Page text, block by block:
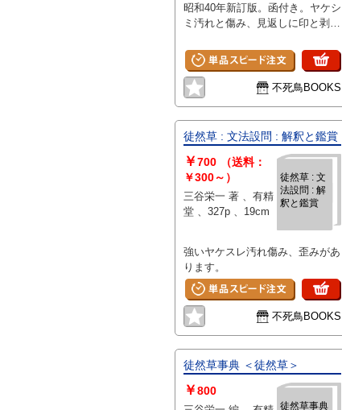
昭和40年新訂版。函付き。ヤケシ
ミ汚れと傷み、見返しに印と剥が
不死鳥BOOKS
徒然草 : 文法設問 : 解釈と鑑賞
徒然草 : 文
法設問 : 解
釈と鑑賞
￥700
（送料：
￥300～）
三谷栄一 著 、有精
堂 、327p 、19cm
強いヤケスレ汚れ傷み、歪みがあ
ります。
不死鳥BOOKS
徒然草事典 ＜徒然草＞
徒然草事典
￥800